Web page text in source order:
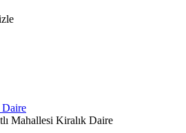
Daire
Mahallesi Kiralık Daire